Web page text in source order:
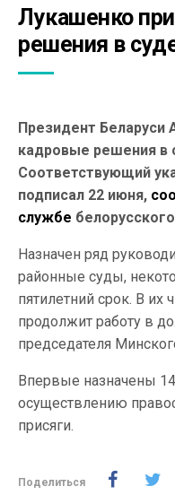
Лукашенко
решения в
Президент Беларуси
кадровые решения в
Соответствующий
подписал 22 июня,
службе
Назначен ряд
районные суды,
пятилетний срок. В их
продолжит работу в
председателя
Впервые назначены
осуществлению
присяги.
Поделиться